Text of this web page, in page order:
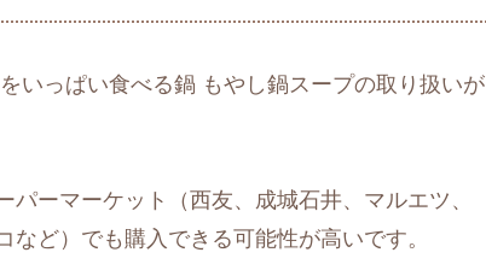
いっぱい食べる鍋 もやし鍋スープの取り扱いが
ーマーケット（西友、成城石井、マルエツ、
ど）でも購入できる可能性が高いです。